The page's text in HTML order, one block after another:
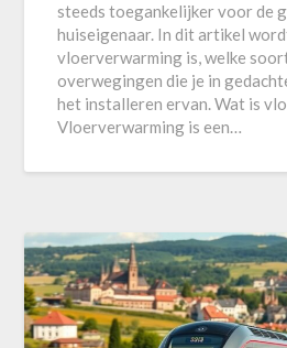
steeds toegankelijker voor de
huiseigenaar. In dit artikel
vloerverwarming is, welke
overwegingen die je in
het installeren ervan. Wat is
Vloerverwarming is een…